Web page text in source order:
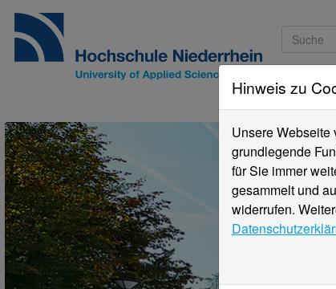
Hinweis zu
Unsere
grundlegende
für Sie immer
gesammelt und
widerrufen.